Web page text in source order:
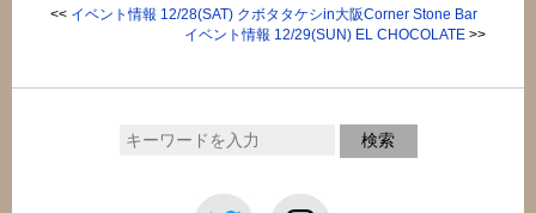
<< イベント情報 12/28(SAT) クボタタケシin大阪Corner Stone Bar
イベント情報 12/29(SUN) EL CHOCOLATE>>